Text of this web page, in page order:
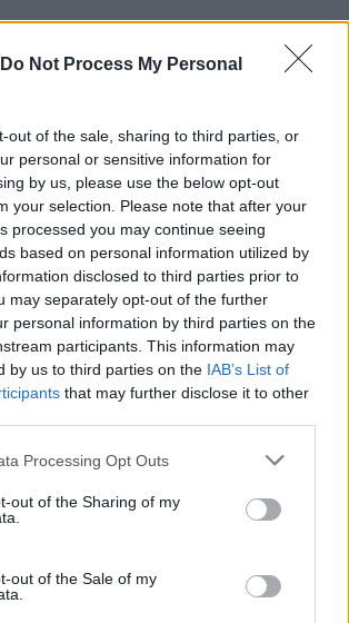
Do Not Process My Personal
out of the sale, sharing to third parties, or
personal or sensitive information for
by us, please use the below opt-out
your selection. Please note that after your
processed you may continue seeing
based on personal information utilized by
disclosed to third parties prior to
may separately opt-out of the further
personal information by third parties on the
participants. This information may
by us to third parties on the IAB’s List of
that may further disclose it to other
Processing Opt Outs
out of the Sharing of my
out of the Sale of my
lo que desees sobre Gency
puedo olvidarte'